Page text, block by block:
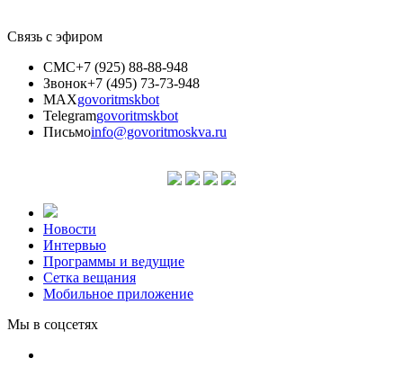
Связь с эфиром
СМС+7 (925) 88-88-948
Звонок+7 (495) 73-73-948
MAXgovoritmskbot
Telegramgovoritmskbot
Письмоinfo@govoritmoskva.ru
Новости
Интервью
Программы и ведущие
Сетка вещания
Мобильное приложение
Мы в соцсетях